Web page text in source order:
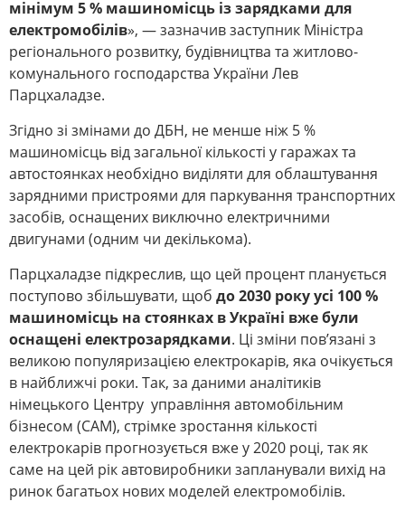
мінімум 5 % машиномісць із зарядками для
електромобілів», — зазначив заступник Міністра
регіонального розвитку, будівництва та житлово-
комунального господарства України Лев
Парцхаладзе.
Згідно зі змінами до ДБН, не менше ніж 5 %
машиномісць від загальної кількості у гаражах та
автостоянках необхідно виділяти для облаштування
зарядними пристроями для паркування транспортних
засобів, оснащених виключно електричними
двигунами (одним чи декількома).
Парцхаладзе підкреслив, що цей процент планується
поступово збільшувати, щоб до 2030 року усі 100 %
машиномісць на стоянках в Україні вже були
оснащені електрозарядками. Ці зміни пов’язані з
великою популяризацією електрокарів, яка очікується
в найближчі роки. Так, за даними аналітиків
німецького Центру управління автомобільним
бізнесом (САМ), стрімке зростання кількості
електрокарів прогнозується вже у 2020 році, так як
саме на цей рік автовиробники запланували вихід на
ринок багатьох нових моделей електромобілів.